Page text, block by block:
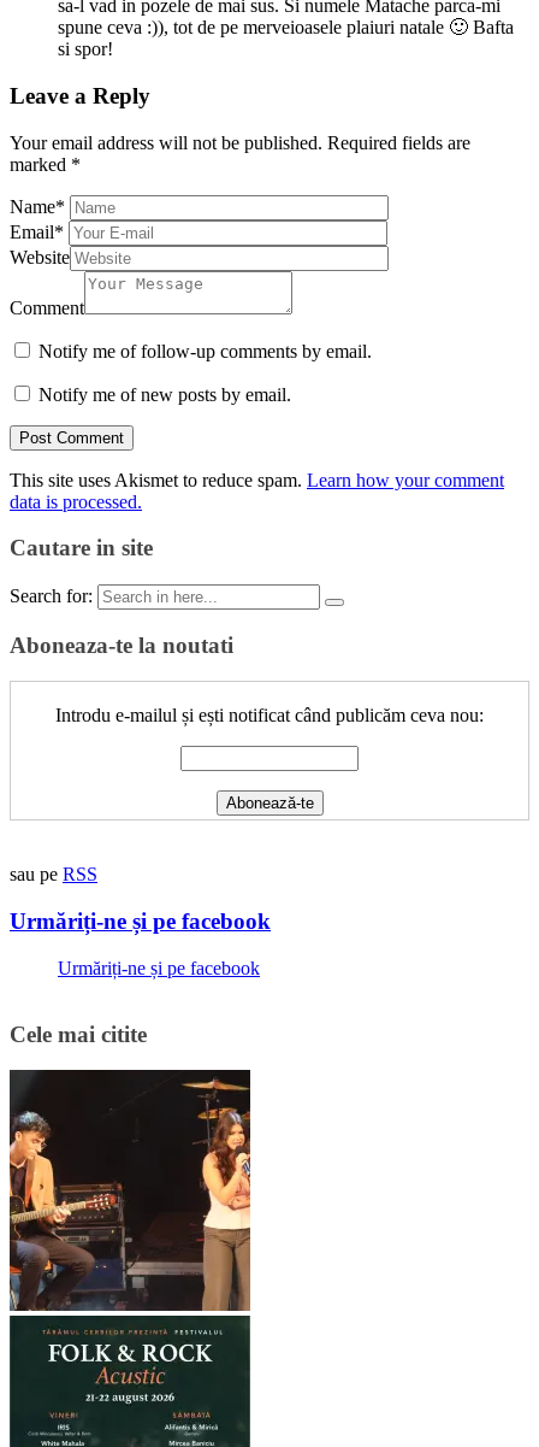
sa-l vad in pozele de mai sus. Si numele Matache parca-mi
spune ceva :)), tot de pe merveioasele plaiuri natale 🙂 Bafta
si spor!
Leave a Reply
Your email address will not be published. Required fields are
marked *
Name*
Email*
Website
Comment
Notify me of follow-up comments by email.
Notify me of new posts by email.
This site uses Akismet to reduce spam. Learn how your comment
data is processed.
Cautare in site
Search for:
Aboneaza-te la noutati
Introdu e-mailul și ești notificat când publicăm ceva nou:
sau pe RSS
Urmăriți-ne și pe facebook
Urmăriți-ne și pe facebook
Cele mai citite